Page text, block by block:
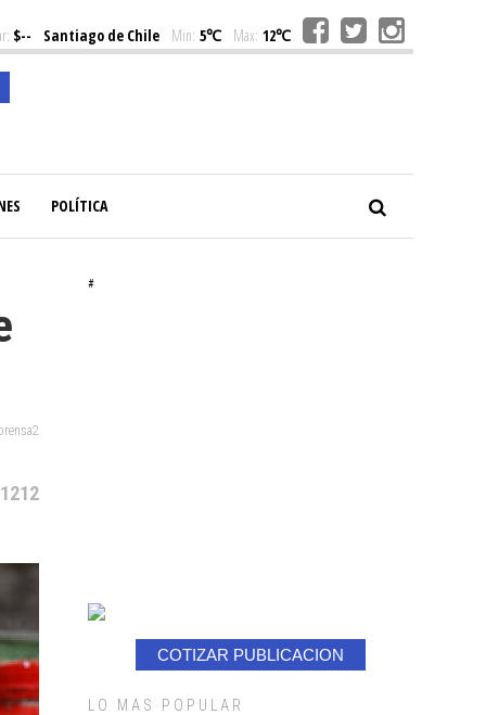
$-- Santiago de Chile Min: 5℃ Max: 12℃
POLÍTICA
#
COTIZAR PUBLICACION
LO MAS POPULAR